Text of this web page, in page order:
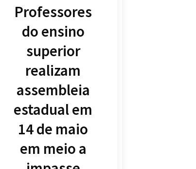
Professores
do ensino
superior
realizam
assembleia
estadual em
14 de maio
em meio a